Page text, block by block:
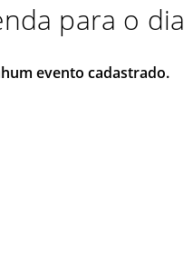
para o dia
evento cadastrado.